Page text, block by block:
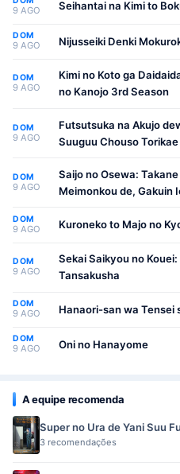
9 AGO Seihantai na Kimi to
DOM
9 AGO Nijusseiki Denki
DOM
9 AGO
Kimi no Koto ga
no Kanojo 3rd Season
DOM
9 AGO
Futsutsuka na Akujo
Suuguu Chouso
DOM
9 AGO
Saijo no Osewa:
Meimonkou de, Gakuin
Osewa suru Koto ni
DOM
9 AGO Kuroneko to Majo no
DOM
9 AGO
Sekai Saikyou no
Tansakusha
DOM
9 AGO Hanaori-san wa Tensei
DOM
9 AGO Oni no Hanayome
A equipe recomenda
Super no Ura de Yani Suu
3 recomendações